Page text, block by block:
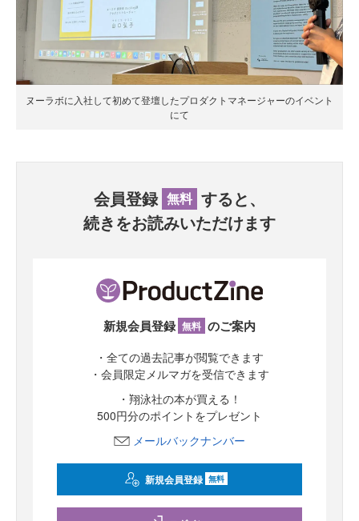
ヌーラボに入社して初めて登壇したプロダクトマネージャーのイベント
にて
会員登録 無料 すると、
続きをお読みいただけます
新規会員登録 無料 のご案内
・全ての過去記事が閲覧できます
・会員限定メルマガを受信できます
・翔泳社の本が買える！
500円分のポイントをプレゼント
メールバックナンバー
新規会員登録 無料